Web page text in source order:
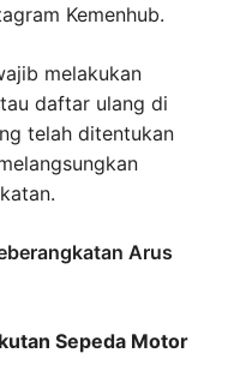
Kemenhub.
melakukan
daftar ulang di
telah ditentukan
Arus
Sepeda Motor